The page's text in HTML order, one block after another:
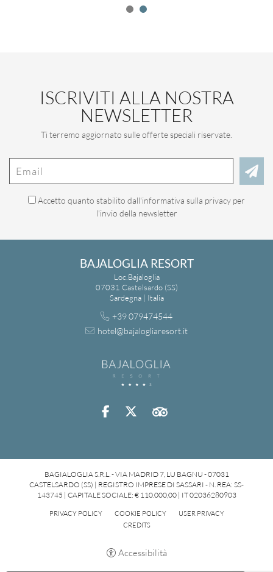
ISCRIVITI ALLA NOSTRA
NEWSLETTER
Ti terremo aggiornato sulle offerte speciali riservate.
Accetto quanto stabilito dall'informativa sulla privacy per
l'invio della newsletter
BAJALOGLIA RESORT
Loc.Bajaloglia
07031 Castelsardo (SS)
Sardegna | Italia
+39 079474544
hotel@bajalogliaresort.it
BAGIALOGLIA S.R.L. - VIA MADRID 7, LU BAGNU - 07031
CASTELSARDO (SS) | REGISTRO IMPRESE DI SASSARI - N. REA: SS-
143745 | CAPITALE SOCIALE: € 110.000,00 | IT 02036280903
PRIVACY POLICY COOKIE POLICY
USER PRIVACY
CREDITS
Accessibilità